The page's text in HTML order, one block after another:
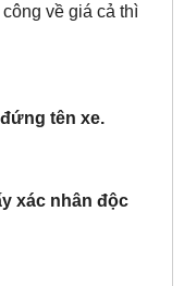
về giá cả thì
tên xe.
xác nhân độc